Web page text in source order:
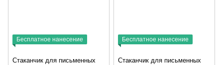
Бесплатное нанесение
Стаканчик для письменных
Бесплатное нанесение
Стаканчик для письменных